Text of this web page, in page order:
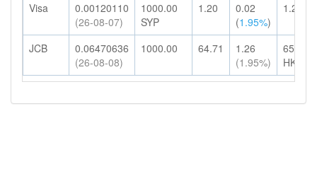
Visa
0.00120110
(26-08-07)
1000.00
SYP
1.20
0.02
(1.95%)
1.22
JCB
0.06470636
(26-08-08)
1000.00 64.71
1.26
(1.95%)
65.97
HKD